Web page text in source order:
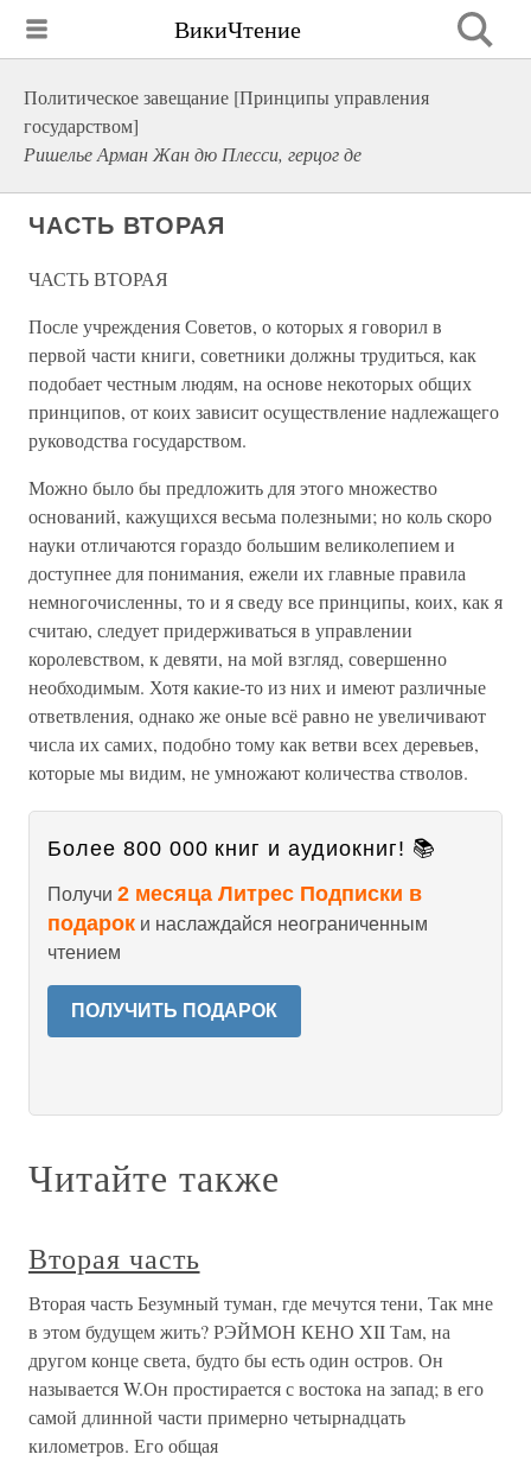
ВикиЧтение
Политическое завещание [Принципы управления
государством]
Ришелье Арман Жан дю Плесси, герцог де
ЧАСТЬ ВТОРАЯ
ЧАСТЬ ВТОРАЯ
После учреждения Советов, о которых я говорил в
первой части книги, советники должны трудиться, как
подобает честным людям, на основе некоторых общих
принципов, от коих зависит осуществление надлежащего
руководства государством.
Можно было бы предложить для этого множество
оснований, кажущихся весьма полезными; но коль скоро
науки отличаются гораздо большим великолепием и
доступнее для понимания, ежели их главные правила
немногочисленны, то и я сведу все принципы, коих, как я
считаю, следует придерживаться в управлении
королевством, к девяти, на мой взгляд, совершенно
необходимым. Хотя какие-то из них и имеют различные
ответвления, однако же оные всё равно не увеличивают
числа их самих, подобно тому как ветви всех деревьев,
которые мы видим, не умножают количества стволов.
Более 800 000 книг и аудиокниг! 📚
Получи 2 месяца Литрес Подписки в
подарок и наслаждайся неограниченным
чтением
ПОЛУЧИТЬ ПОДАРОК
Читайте также
Вторая часть
Вторая часть Безумный туман, где мечутся тени, Так мне
в этом будущем жить? РЭЙМОН КЕНО XII Там, на
другом конце света, будто бы есть один остров. Он
называется W.Он простирается с востока на запад; в его
самой длинной части примерно четырнадцать
километров. Его общая